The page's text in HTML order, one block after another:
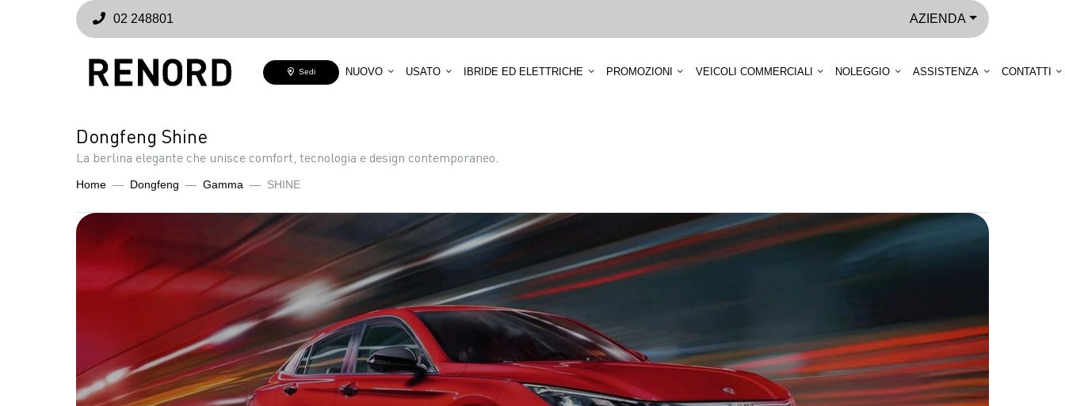
02 248801 AZIENDA
Sedi NUOVO USATO IBRIDE ED ELETTRICHE PROMOZIONI VEICOLI COMMERCIALI NOLEGGIO ASSISTENZA CONTATTI
Dongfeng Shine
La berlina elegante che unisce comfort, tecnologia e design contemporaneo.
Home Dongfeng Gamma SHINE